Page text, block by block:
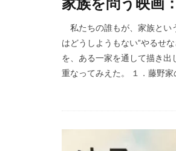
私たちの誰もが、家族とい
はどうしようもない”やるせ
を、ある一家を通して描き出
重なってみえた。 １．藤野